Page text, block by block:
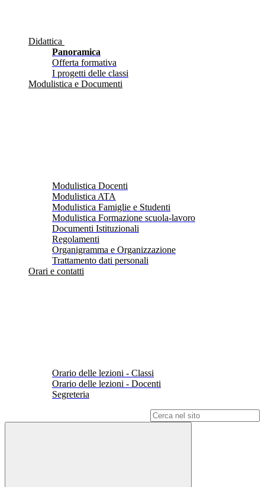
Didattica
Panoramica
Offerta formativa
I progetti delle classi
Modulistica e Documenti
Modulistica Docenti
Modulistica ATA
Modulistica Famiglie e Studenti
Modulistica Formazione scuola-lavoro
Documenti Istituzionali
Regolamenti
Organigramma e Organizzazione
Trattamento dati personali
Orari e contatti
Orario delle lezioni - Classi
Orario delle lezioni - Docenti
Segreteria